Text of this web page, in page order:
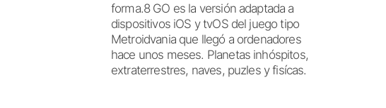
forma.8 GO es la versión adaptada a
dispositivos iOS y tvOS del juego tipo
Metroidvania que llegó a ordenadores
hace unos meses. Planetas inhóspitos,
extraterrestres, naves, puzles y fisícas.